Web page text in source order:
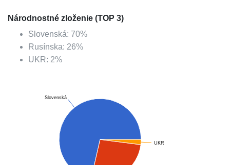
Národnostné zloženie (TOP 3)
Slovenská: 70%
Rusínska: 26%
UKR: 2%
Slovenská
UKR